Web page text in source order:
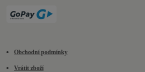
Obchodní podmínky
Vrátit zboží